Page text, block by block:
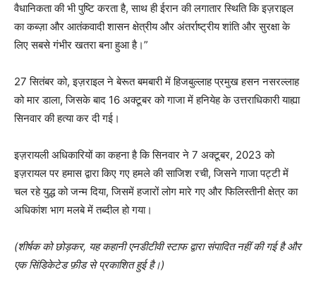
वैधानिकता की भी पुष्टि करता है, साथ ही ईरान की लगातार स्थिति कि इज़राइल
का कब्ज़ा और आतंकवादी शासन क्षेत्रीय और अंतर्राष्ट्रीय शांति और सुरक्षा के
लिए सबसे गंभीर खतरा बना हुआ है।”
27 सितंबर को, इज़राइल ने बेरूत बमबारी में हिजबुल्लाह प्रमुख हसन नसरल्लाह
को मार डाला, जिसके बाद 16 अक्टूबर को गाजा में हनियेह के उत्तराधिकारी याह्या
सिनवार की हत्या कर दी गई।
इज़रायली अधिकारियों का कहना है कि सिनवार ने 7 अक्टूबर, 2023 को
इज़रायल पर हमास द्वारा किए गए हमले की साजिश रची, जिसने गाजा पट्टी में
चल रहे युद्ध को जन्म दिया, जिसमें हजारों लोग मारे गए और फिलिस्तीनी क्षेत्र का
अधिकांश भाग मलबे में तब्दील हो गया।
(शीर्षक को छोड़कर, यह कहानी एनडीटीवी स्टाफ द्वारा संपादित नहीं की गई है और
एक सिंडिकेटेड फ़ीड से प्रकाशित हुई है।)